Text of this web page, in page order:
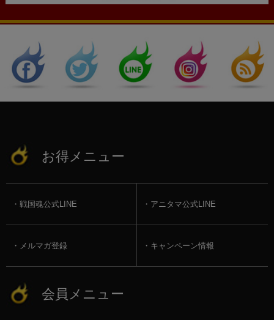
お得メニュー
戦国魂公式LINE アニタマ公式LINE
メルマガ登録 キャンペーン情報
会員メニュー